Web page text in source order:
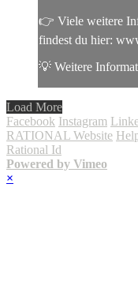
👉 Viele weitere
findest du hier:
💡 Weitere
Load More
Facebook Instagram
RATIONAL Website
Rational Id
Powered by Vimeo
×